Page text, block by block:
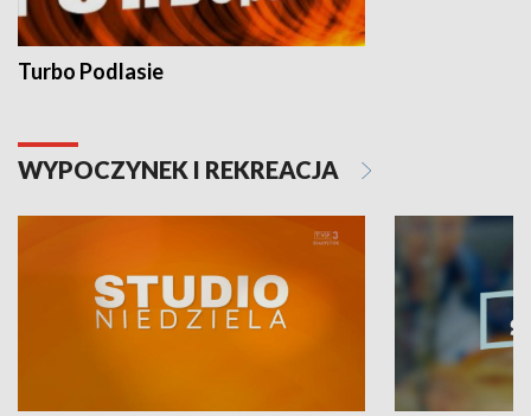
Turbo Podlasie
WYPOCZYNEK I REKREACJA